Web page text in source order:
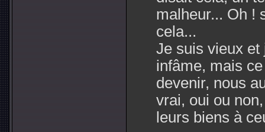
malheur... Oh !
cela...
Je suis vieux et
infâme, mais
devenir, nous
vrai, oui ou
leurs biens à